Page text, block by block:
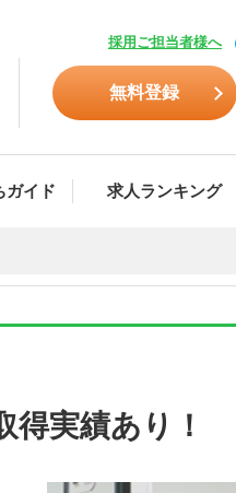
採用ご担当者様へ
無料登録
ガイド 求人ランキング
得実績あり！